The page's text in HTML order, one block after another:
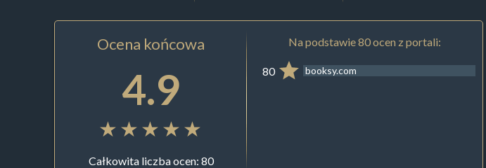
Ocena końcowa
4.9
Całkowita liczba ocen: 80
Na podstawie 80 ocen z portali:
80 booksy.com